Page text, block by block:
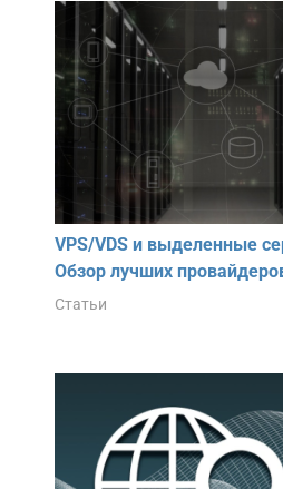
VPS/VDS и выделенные
Обзор лучших
Статьи